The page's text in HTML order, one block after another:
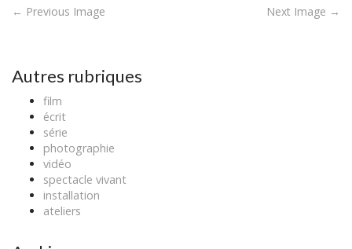
P
t
← Previous Image Next Image →
Autres rubriques
film
écrit
série
photographie
vidéo
spectacle vivant
installation
ateliers